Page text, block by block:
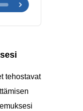
tehostavat